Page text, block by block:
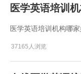
医学英语培训
医学英语培训机构哪
37165人浏览